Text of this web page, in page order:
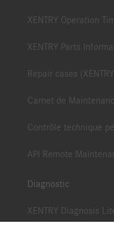
XENTRY Operation
XENTRY Parts
Repair cases
Carnet de
Contrôle technique
API Remote
Diagnostic
XENTRY Diagnosis